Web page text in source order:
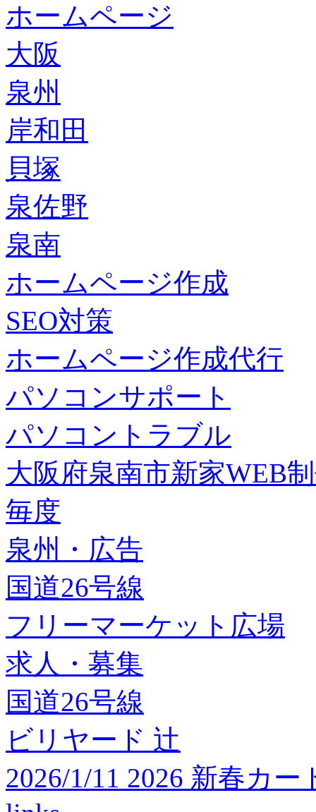
ホームページ
大阪
泉州
岸和田
貝塚
泉佐野
泉南
ホームページ作成
SEO対策
ホームページ作成代行
パソコンサポート
パソコントラブル
大阪府泉南市新家WEB
毎度
泉州・広告
国道26号線
フリーマーケット広場
求人・募集
国道26号線
ビリヤード 辻
2026/1/11 2026 新春カ